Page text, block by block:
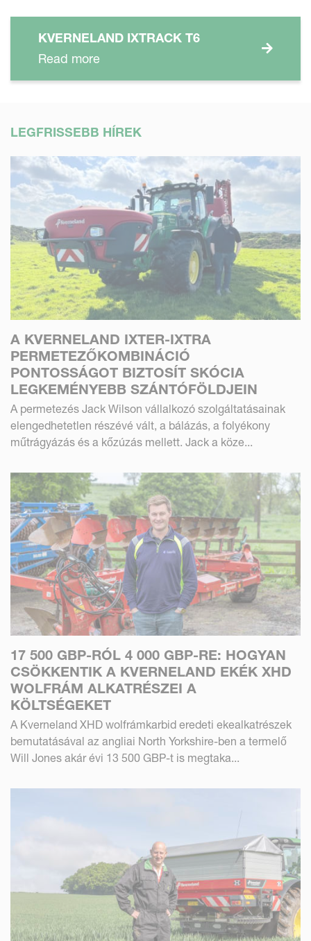
KVERNELAND IXTRACK T6
Read more
LEGFRISSEBB HÍREK
A KVERNELAND IXTER-IXTRA
PERMETEZŐKOMBINÁCIÓ
PONTOSSÁGOT BIZTOSÍT SKÓCIA
LEGKEMÉNYEBB SZÁNTÓFÖLDJEIN
A permetezés Jack Wilson vállalkozó szolgáltatásainak
elengedhetetlen részévé vált, a bálázás, a folyékony
műtrágyázás és a kőzúzás mellett. Jack a köze...
17 500 GBP-RÓL 4 000 GBP-RE: HOGYAN
CSÖKKENTIK A KVERNELAND EKÉK XHD
WOLFRÁM ALKATRÉSZEI A
KÖLTSÉGEKET
A Kverneland XHD wolfrámkarbid eredeti ekealkatrészek
bemutatásával az angliai North Yorkshire-ben a termelő
Will Jones akár évi 13 500 GBP-t is megtaka...